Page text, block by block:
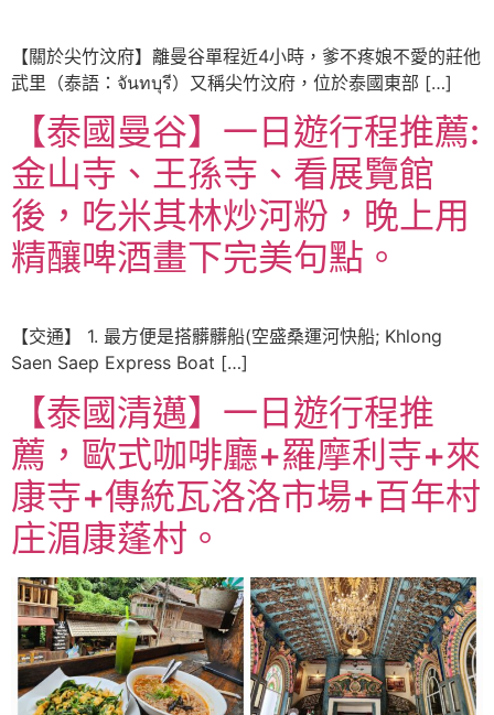
【關於尖竹汶府】離曼谷單程近4小時，爹不疼娘不愛的莊他
武里（泰語：จันทบุรี）又稱尖竹汶府，位於泰國東部 […]
【泰國曼谷】一日遊行程推薦:
金山寺、王孫寺、看展覽館
後，吃米其林炒河粉，晚上用
精釀啤酒畫下完美句點。
【交通】 1. 最方便是搭髒髒船(空盛桑運河快船; Khlong
Saen Saep Express Boat […]
【泰國清邁】一日遊行程推
薦，歐式咖啡廳+羅摩利寺+來
康寺+傳統瓦洛洛市場+百年村
庄湄康蓬村。